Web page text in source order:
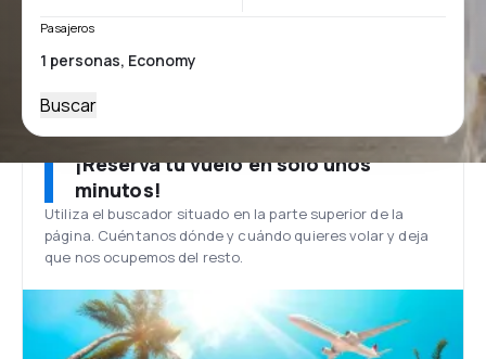
Pasajeros
Buscar
¡Reserva tu vuelo en solo unos
minutos!
Utiliza el buscador situado en la parte superior de la
página. Cuéntanos dónde y cuándo quieres volar y deja
que nos ocupemos del resto.